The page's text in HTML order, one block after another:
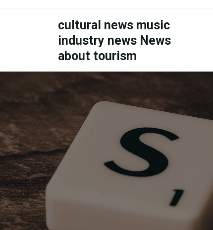
cultural news music
industry news News
about tourism